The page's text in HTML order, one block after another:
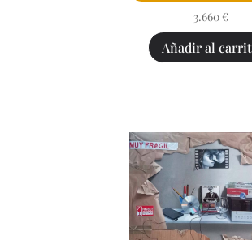
3.660 €
Añadir al